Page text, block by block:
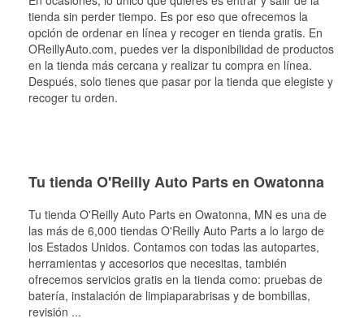
tienda sin perder tiempo. Es por eso que ofrecemos la
opción de ordenar en línea y recoger en tienda gratis. En
OReillyAuto.com, puedes ver la disponibilidad de productos
en la tienda más cercana y realizar tu compra en línea.
Después, solo tienes que pasar por la tienda que elegiste y
recoger tu orden.
Tu tienda O'Reilly Auto Parts en Owatonna
Tu tienda O'Reilly Auto Parts en Owatonna, MN es una de
las más de 6,000 tiendas O'Reilly Auto Parts a lo largo de
los Estados Unidos. Contamos con todas las autopartes,
herramientas y accesorios que necesitas, también
ofrecemos servicios gratis en la tienda como: pruebas de
batería, instalación de limpiaparabrisas y de bombillas,
revisión ...